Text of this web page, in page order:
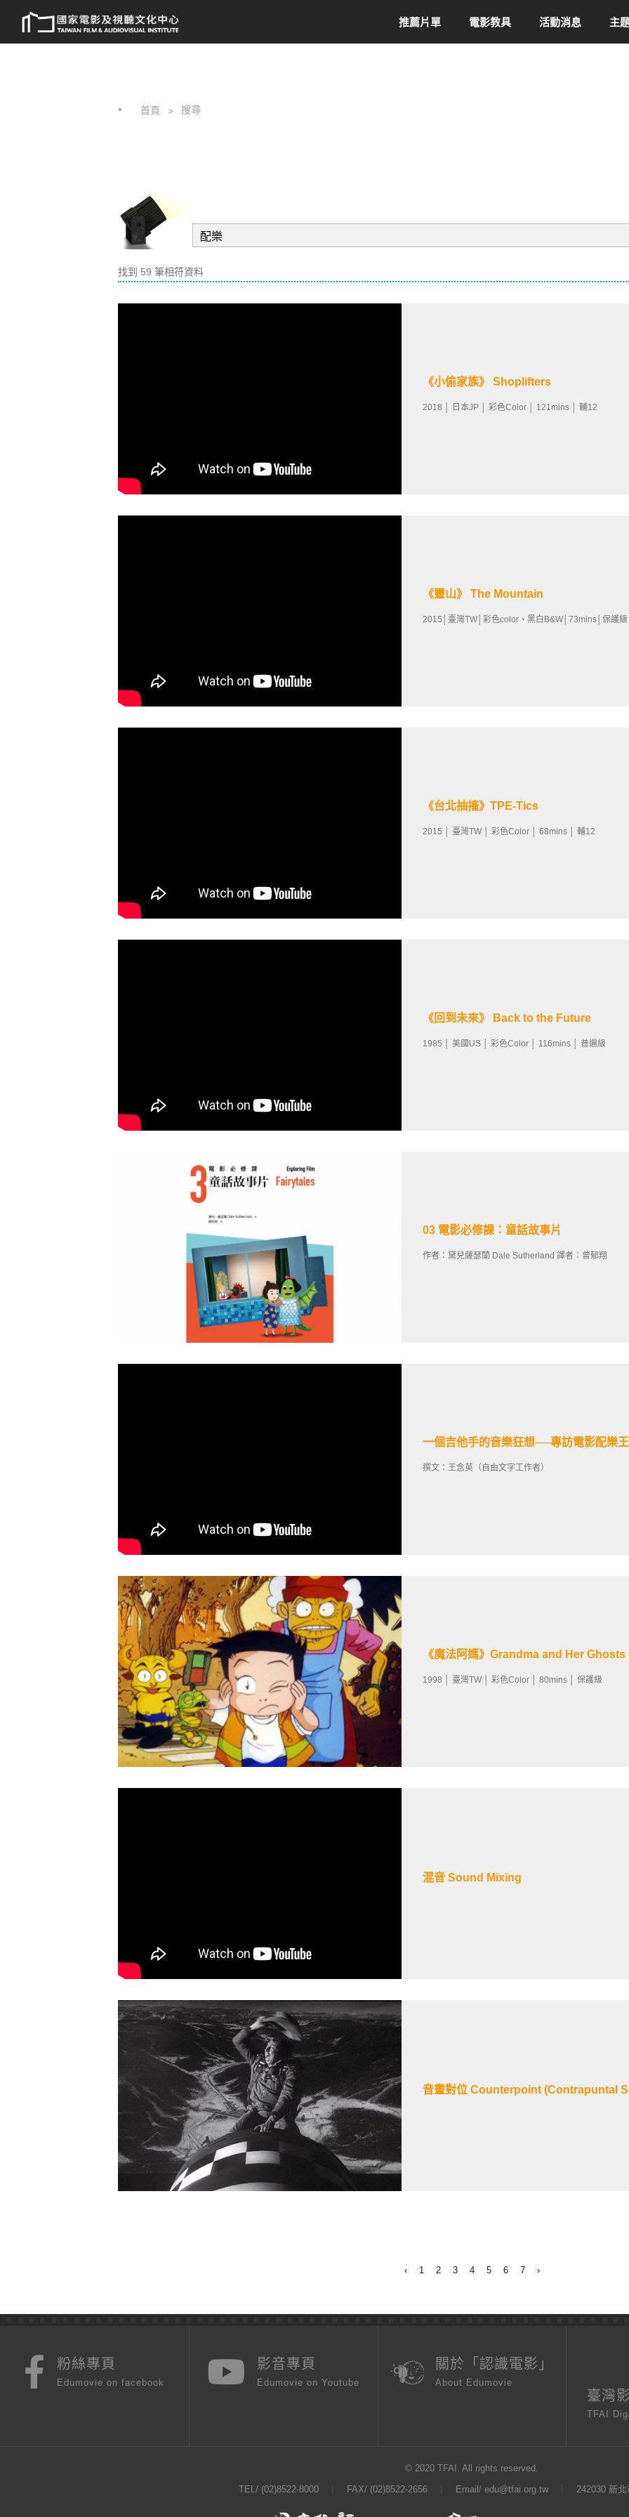
推薦片單 電影教具 活動消息 主
首頁 搜尋
找到 59 筆相符資料
《小偷家族》 Shoplifters
2018 │ 日本JP │ 彩色Color │ 121mins │ 輔12
《靈山》 The Mountain
2015│臺灣TW│彩色color、黑白B&W│73mins│保護級
《台北抽搐》TPE-Tics
2015 │ 臺灣TW │ 彩色Color │ 68mins │ 輔12
《回到未來》 Back to the Future
1985 │ 美國US │ 彩色Color │ 116mins │ 普遍級
03 電影必修課：童話故事片
作者：黛兒薩瑟蘭 Dale Sutherland 譯者：曾郁翔
一個吉他手的音樂狂想──專訪電影配樂
撰文：王念英（自由文字工作者）
《魔法阿媽》Grandma and Her Ghosts
1998 │ 臺灣TW │ 彩色Color │ 80mins │ 保護級
混音 Sound Mixing
音畫對位 Counterpoint (Contrapuntal
‹ 1 2 3 4 5 6 7 ›
粉絲專頁
Edumovie on facebook
影音專頁
Edumovie on Youtube
關於「認識電影」
About Edumovie
臺灣
TFAI
© 2020 TFAI. All rights reserved.
TEL/ (02)8522-8000 FAX/ (02)8522-2656 Email/ edu@tfai.org.tw 242030 新